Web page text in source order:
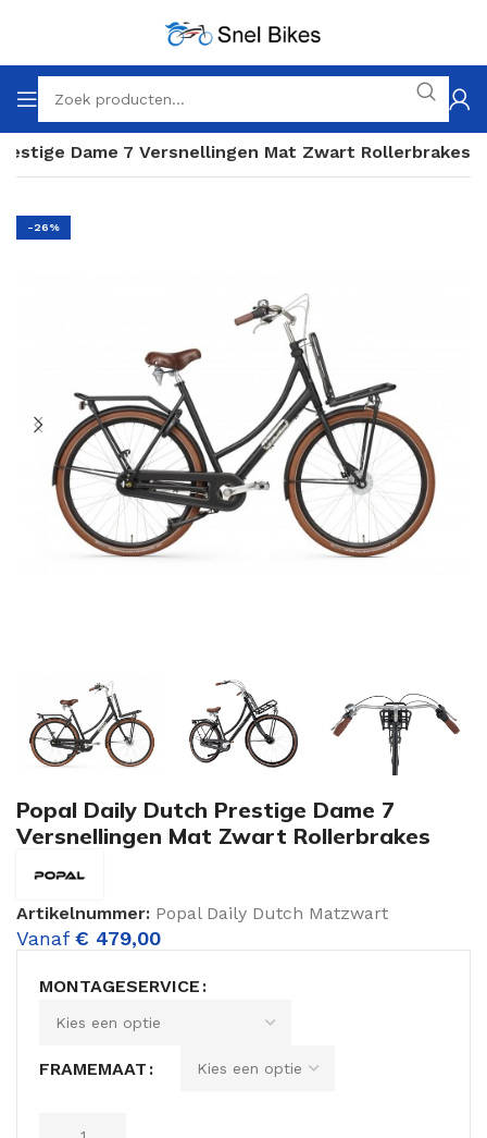
Dame 7 Versnellingen Mat Zwart Rollerbrakes
-26%
Popal Daily Dutch Prestige Dame 7
Versnellingen Mat Zwart Rollerbrakes
Artikelnummer: Popal Daily Dutch Matzwart
Vanaf € 479,00
MONTAGESERVICE
FRAMEMAAT